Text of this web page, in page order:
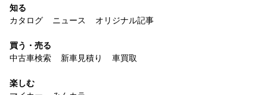
知る
カタログ
ニュース オリジナル記事
買う・売る
中古車検索
新車見積り 車買取
楽しむ